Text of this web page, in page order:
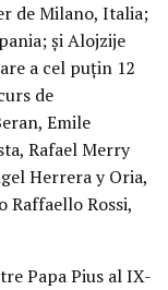
de Milano, Italia;
şi Alojzije
a cel puţin 12
de
Emile
Rafael Merry
Herrera y Oria,
Raffaello Rossi,
Papa Pius al IX-